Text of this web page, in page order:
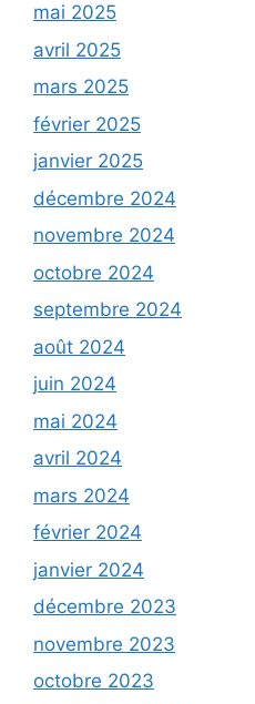
mai 2025
avril 2025
mars 2025
février 2025
janvier 2025
décembre 2024
novembre 2024
octobre 2024
septembre 2024
août 2024
juin 2024
mai 2024
avril 2024
mars 2024
février 2024
janvier 2024
décembre 2023
novembre 2023
octobre 2023